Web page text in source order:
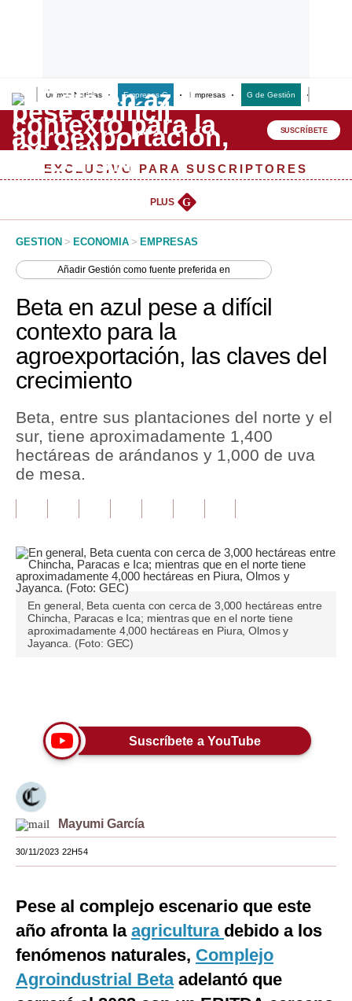
Últimas Noticias Empresas G Empresas G de Gestión
Lo último
Peru Quiosco
Management & Empleo
Perú
Política
Tu Dinero
Finanzas Personales
Inmobiliarias
Plus G
Pregunta de hoy
Blogs
Tendencias
Moda
Estilos
Mundo
EEUU
México
Internacional
Tecnología
Club del Suscriptor
SUSCRÍBETE
EXCLUSIVO PARA SUSCRIPTORES
PLUS G
GESTION > ECONOMIA > EMPRESAS
AñadirGestión como fuente preferida en
Beta en azul pese a difícil
contexto para la
agroexportación, las claves del
crecimiento
Beta, entre sus plantaciones del norte y el
sur, tiene aproximadamente 1,400
hectáreas de arándanos y 1,000 de uva
de mesa.
En general, Beta cuenta con cerca de 3,000 hectáreas entre
Chincha, Paracas e Ica; mientras que en el norte tiene
aproximadamente 4,000 hectáreas en Piura, Olmos y
Jayanca. (Foto: GEC)
Suscríbete a YouTube
Mayumi García
30/11/2023 22H54
Pese al complejo escenario que este
año afronta la agricultura debido a los
fenómenos naturales, Complejo
Agroindustrial Betaadelantó que